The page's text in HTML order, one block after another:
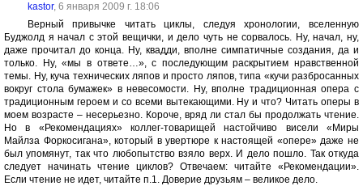
kastor, 6 января 2009 г. 18:06
Верный привычке читать циклы, следуя хронологии, вселенную
Буджолд я начал с этой вещички, и дело чуть не сорвалось. Ну, начал, ну,
даже прочитал до конца. Ну, квадди, вполне симпатичные создания, да и
только. Ну, «мы в ответе…», с последующим раскрытием нравственной
темы. Ну, куча технических ляпов и просто ляпов, типа «кучи разбросанных
вокруг стола бумажек» в невесомости. Ну, вполне традиционная опера с
традиционным героем и со всеми вытекающими. Ну и что? Читать оперы в
моем возрасте – несерьезно. Короче, вряд ли стал бы продолжать чтение.
Но в «Рекомендациях» коллег-товарищей настойчиво висели «Миры
Майлза Форкосигана», который в увертюре к настоящей «опере» даже не
был упомянут, так что любопытство взяло верх. И дело пошло. Так откуда
следует начинать чтение циклов? Отвечаем: читайте «Рекомендации».
Если чтение не идет, читайте п.1. Доверие друзьям – великое дело.